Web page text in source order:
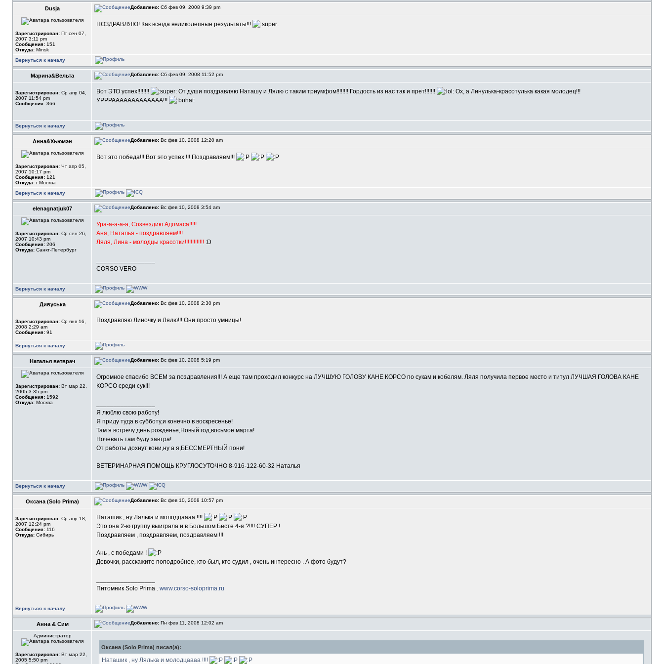
Dusja Добавлено: Сб фев 09, 2008 9:39 pm
Зарегистрирован: Пт сен 07,
2007 3:11 pm
Сообщения: 151
Откуда: Minsk
ПОЗДРАВЛЯЮ! Как всегда великолепные результаты!!!
Вернуться к началу
Марина&Вельта Добавлено: Сб фев 09, 2008 11:52 pm
Зарегистрирован: Ср апр 04,
2007 11:54 pm
Сообщения: 366
Вот ЭТО успех!!!!!!!! От души поздравляю Наташу и Лялю с таким триумфом!!!!!!!! Гордость из нас так и прет!!!!!!!
Ох, а Линулька-красотулька какая молодец!!!
УРРРААААААААААААА!!!
Вернуться к началу
Анна&Хьюмэн Добавлено: Вс фев 10, 2008 12:20 am
Зарегистрирован: Чт апр 05,
2007 10:17 pm
Сообщения: 121
Откуда: г.Москва
Вот это победа!!! Вот это успех !!! Поздравляем!!!
Вернуться к началу
elenagnatjuk07 Добавлено: Вс фев 10, 2008 3:54 am
Зарегистрирован: Ср сен 26,
2007 10:43 pm
Сообщения: 206
Откуда: Санкт-Петербург
Ура-а-а-а-а, Созвездию Адомаса!!!!!
Аня, Наталья - поздравляем!!!!
Ляля, Лина - молодцы красотки!!!!!!!!!!!!! :D
CORSO VERO
Вернуться к началу
Дивуська Добавлено: Вс фев 10, 2008 2:30 pm
Зарегистрирован: Ср янв 16,
2008 2:29 am
Сообщения: 91
Поздравляю Линочку и Лялю!!! Они просто умницы!
Вернуться к началу
Наталья ветврач Добавлено: Вс фев 10, 2008 5:19 pm
Зарегистрирован: Вт мар 22,
2005 3:35 pm
Сообщения: 1592
Откуда: Москва
Огромное спасибо ВСЕМ за поздравления!!! А еще там проходил конкурс на ЛУЧШУЮ ГОЛОВУ КАНЕ КОРСО по сукам и кобелям. Ляля получила первое место и титул ЛУЧШАЯ ГОЛОВА КАНЕ
КОРСО среди сук!!!
Я люблю свою работу!
Я приду туда в субботу,и конечно в воскресенье!
Там я встречу день рожденье,Новый год,восьмое марта!
Ночевать там буду завтра!
От работы дохнут кони,ну а я,БЕССМЕРТНЫЙ пони!
ВЕТЕРИНАРНАЯ ПОМОЩЬ КРУГЛОСУТОЧНО 8-916-122-60-32 Наталья
Вернуться к началу
Оксана (Solo Prima) Добавлено: Вс фев 10, 2008 10:57 pm
Зарегистрирован: Ср апр 18,
2007 12:24 pm
Сообщения: 116
Откуда: Сибирь
Наташик , ну Лялька и молодцаааа !!!!
Это она 2-ю группу выиграла и в Большом Бесте 4-я ?!!!! CУПЕР !
Поздравляем , поздравляем, поздравляем !!!
Ань , с победами !
Девочки, расскажите поподробнее, кто был, кто судил , очень интересно . А фото будут?
Питомник Solo Prima . www.corso-soloprima.ru
Вернуться к началу
Анна & Сим Добавлено: Пн фев 11, 2008 12:02 am
Администратор
Зарегистрирован: Вт мар 22,
2005 5:50 pm
Оксана (Solo Prima) писал(а):
Наташик , ну Лялька и молодцаааа !!!!